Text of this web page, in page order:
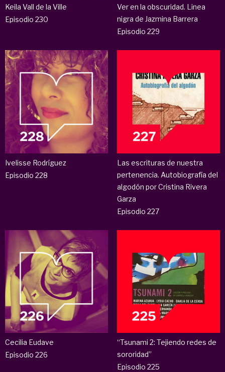
Keila Vall de la Ville
Episodio 230
Ver en la obscuridad. Linea
nigra de Jazmina Barrera
Episodio 229
Ivelisse Rodríguez
Episodio 228
Las escrituras de nuestra
pertenencia. Autobiografía del
algodón por Cristina Rivera
Garza
Episodio 227
Cecilia Eudave
Episodio 226
“Tsunami 2: Tejiendo redes de
sororidad”
Episodio 225